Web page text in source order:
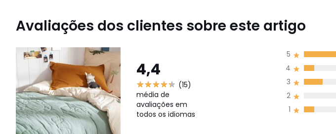
Avaliações dos clientes sobre este artigo
4,4
(15)
média de
avaliações em
todos os idiomas
1
2
3
4
5